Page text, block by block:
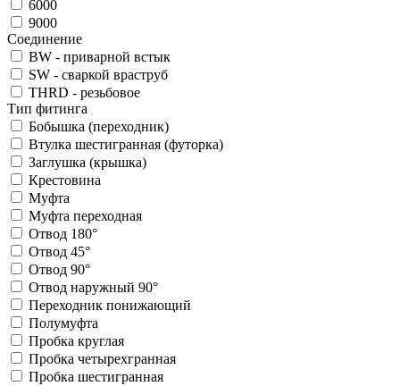
6000
9000
Соединение
BW - приварной встык
SW - сваркой враструб
THRD - резьбовое
Тип фитинга
Бобышка (переходник)
Втулка шестигранная (футорка)
Заглушка (крышка)
Крестовина
Муфта
Муфта переходная
Отвод 180°
Отвод 45°
Отвод 90°
Отвод наружный 90°
Переходник понижающий
Полумуфта
Пробка круглая
Пробка четырехгранная
Пробка шестигранная